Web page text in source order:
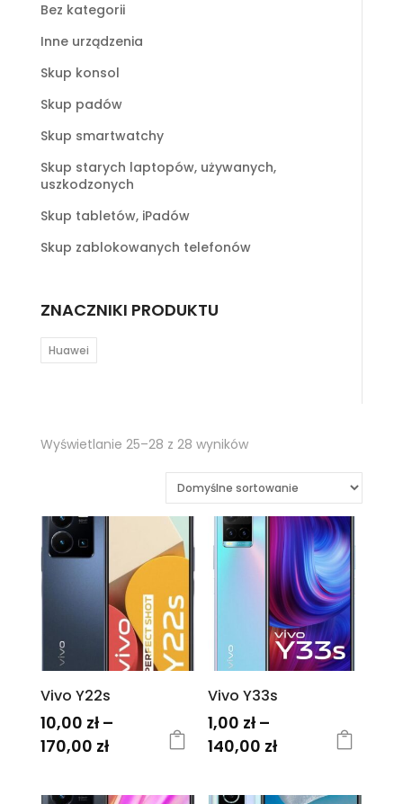
Bez kategorii
Inne urządzenia
Skup konsol
Skup padów
Skup smartwatchy
Skup starych laptopów, używanych,
uszkodzonych
Skup tabletów, iPadów
Skup zablokowanych telefonów
ZNACZNIKI PRODUKTU
Huawei
Wyświetlanie 25–28 z 28 wyników
Vivo Y22s
10,00 zł –
170,00 złZakres
od
produkt
Vivo Y33s
1,00 zł –
140,00 złZakres
od
produkt